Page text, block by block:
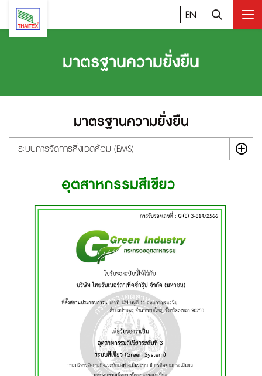
EN
มาตรฐานความยั่งยืน
มาตรฐานความยั่งยืน
ระบบการจัดการสิ่งแวดล้อม (EMS)
อุตสาหกรรมสีเขียว